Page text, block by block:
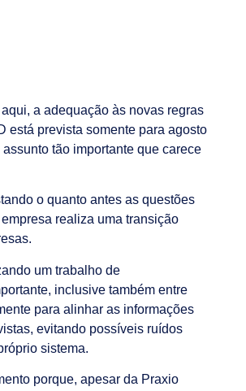
a adequação às novas regras
está prevista somente para agosto
tão importante que carece
o quanto antes as questões
realiza uma transição
um trabalho de
inclusive também entre
para alinhar as informações
evitando possíveis ruídos
sistema.
porque, apesar da Praxio